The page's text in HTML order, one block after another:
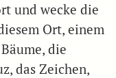
und wecke die
Ort, einem
die
das Zeichen,